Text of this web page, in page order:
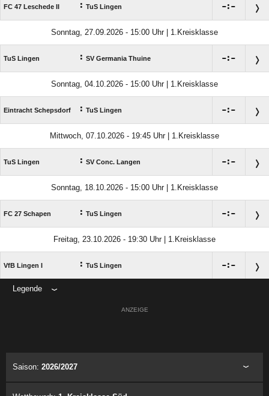
FC 47 Leschede II : TuS Lingen :
Sonntag, 27.09.2026 - 15:00 Uhr | 1.Kreisklasse
TuS Lingen : SV Germania Thuine :
Sonntag, 04.10.2026 - 15:00 Uhr | 1.Kreisklasse
Eintracht Schepsdorf : TuS Lingen :
Mittwoch, 07.10.2026 - 19:45 Uhr | 1.Kreisklasse
TuS Lingen : SV Conc. Langen :
Sonntag, 18.10.2026 - 15:00 Uhr | 1.Kreisklasse
FC 27 Schapen : TuS Lingen :
Freitag, 23.10.2026 - 19:30 Uhr | 1.Kreisklasse
VfB Lingen I : TuS Lingen :
Legende
ANZEIGE
Saison: 2026/2027